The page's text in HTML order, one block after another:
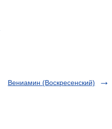
Вениамин (Воскресенский)